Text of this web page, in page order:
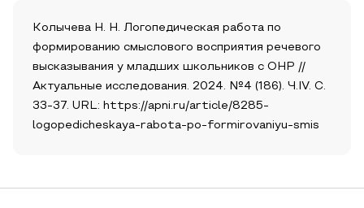
Колычева Н. Н. Логопедическая работа по
формированию смыслового восприятия речевого
высказывания у младших школьников с ОНР //
Актуальные исследования. 2024. №4 (186). Ч.IV. С.
33-37. URL: https://apni.ru/article/8285-
logopedicheskaya-rabota-po-formirovaniyu-smis